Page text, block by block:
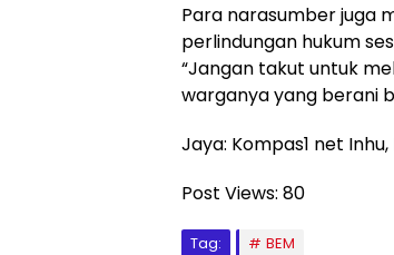
Para narasumber juga
perlindungan hukum
“Jangan takut untuk
warganya yang berani
Jaya: Kompas1 net
Post Views: 80
Tag: BEM